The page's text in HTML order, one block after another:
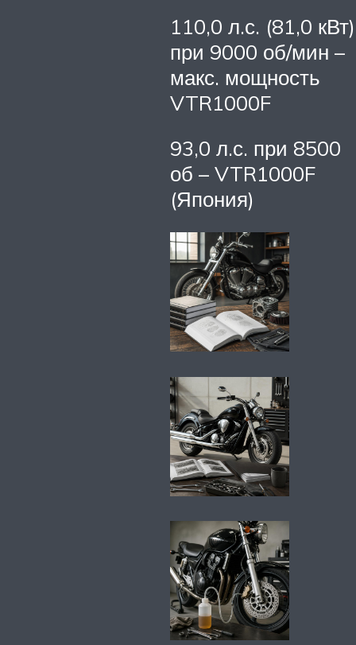
110,0 л.с. (81,0 кВт)
при 9000 об/мин –
макс. мощность
VTR1000F
93,0 л.с. при 8500
об – VTR1000F
(Япония)